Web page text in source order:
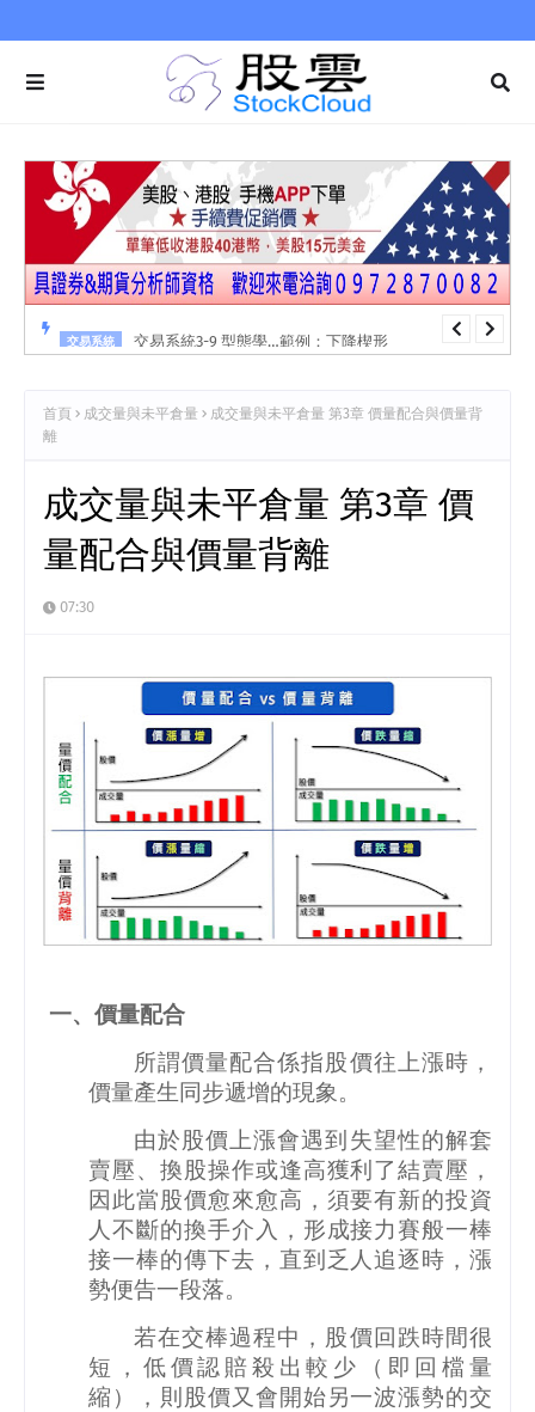
交易系統
首頁 成交量與未平倉量
成交量與未平倉量 第3章 價量配合與價量背
離
成交量與未平倉量 第3章 價
量配合與價量背離
07:30
一、價量配合
所謂價量配合係指股價往上漲時，
價量產生同步遞增的現象。
由於股價上漲會遇到失望性的解套
賣壓、換股操作或逢高獲利了結賣壓，
因此當股價愈來愈高，須要有新的投資
人不斷的換手介入，形成接力賽般一棒
接一棒的傳下去，直到乏人追逐時，漲
勢便告一段落。
若在交棒過程中，股價回跌時間很
短，低價認賠殺出較少（即回檔量
縮），則股價又會開始另一波漲勢的交